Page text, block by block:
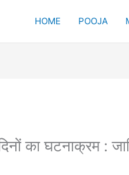
HOME POOJA
का घटनाक्रम :